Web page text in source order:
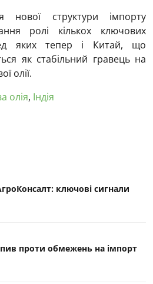
нової структури імпорту
ролі кількох ключових
яких тепер і Китай, що
як стабільний гравець на
олії.
олія, Індія
ключові cигнали
проти обмежень на імпорт